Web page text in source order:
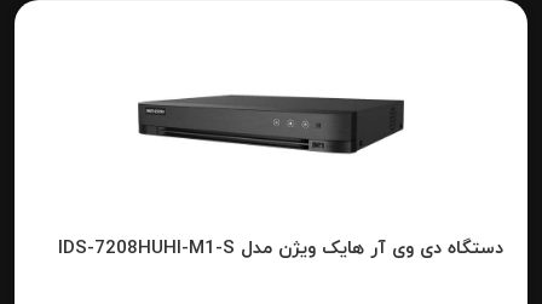
دستگاه دی وی آر هایک ویژن مدل IDS-7208HUHI-M1-S